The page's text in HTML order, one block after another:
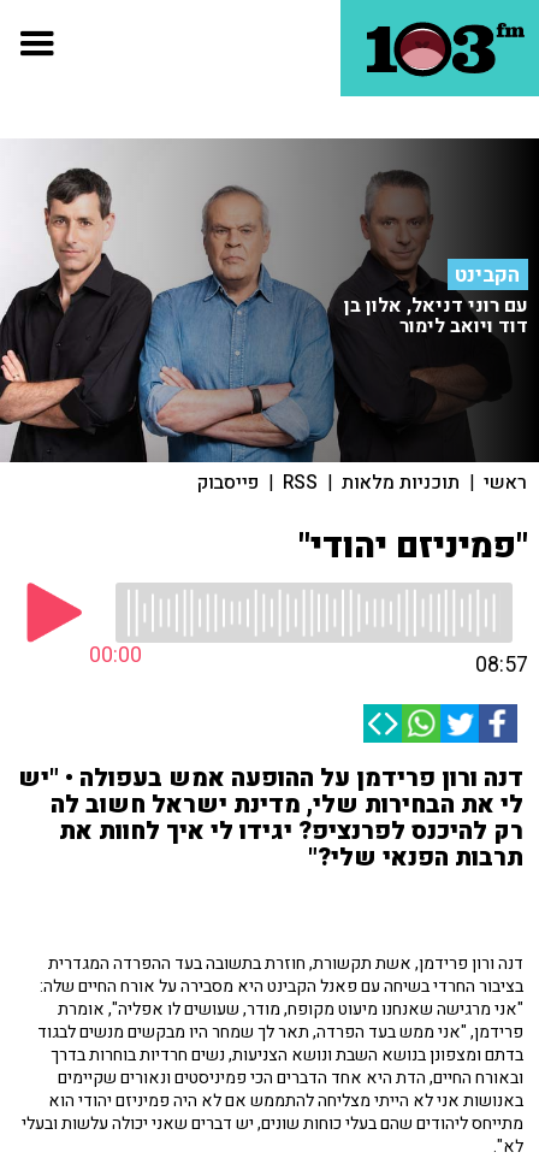
הקבינט
עם רוני דניאל, אלון בן
דוד ויואב לימור
ראשי | תוכניות מלאות |
RSS
| פייסבוק
"פמיניזם יהודי"
00:00 08:57
דנה ורון פרידמן על ההופעה אמש בעפולה • "יש
לי את הבחירות שלי, מדינת ישראל חשוב לה
רק להיכנס לפרנציפ? יגידו לי איך לחוות את
תרבות הפנאי שלי?"
דנה ורון פרידמן, אשת תקשורת, חוזרת בתשובה בעד ההפרדה המגדרית
בציבור החרדי בשיחה עם פאנל הקבינט היא מסבירה על אורח החיים שלה:
"אני מרגישה שאנחנו מיעוט מקופח, מודר, שעושים לו אפליה", אומרת
פרידמן, "אני ממש בעד הפרדה, תאר לך שמחר היו מבקשים מנשים לבגוד
בדתם ומצפונן בנושא השבת ונושא הצניעות, נשים חרדיות בוחרות בדרך
ובאורח החיים, הדת היא אחד הדברים הכי פמיניסטים ונאורים שקיימים
באנושות אני לא הייתי מצליחה להתממש אם לא היה פמיניזם יהודי הוא
מתייחס ליהודים שהם בעלי כוחות שונים, יש דברים שאני יכולה עלשות ובעלי
לא".